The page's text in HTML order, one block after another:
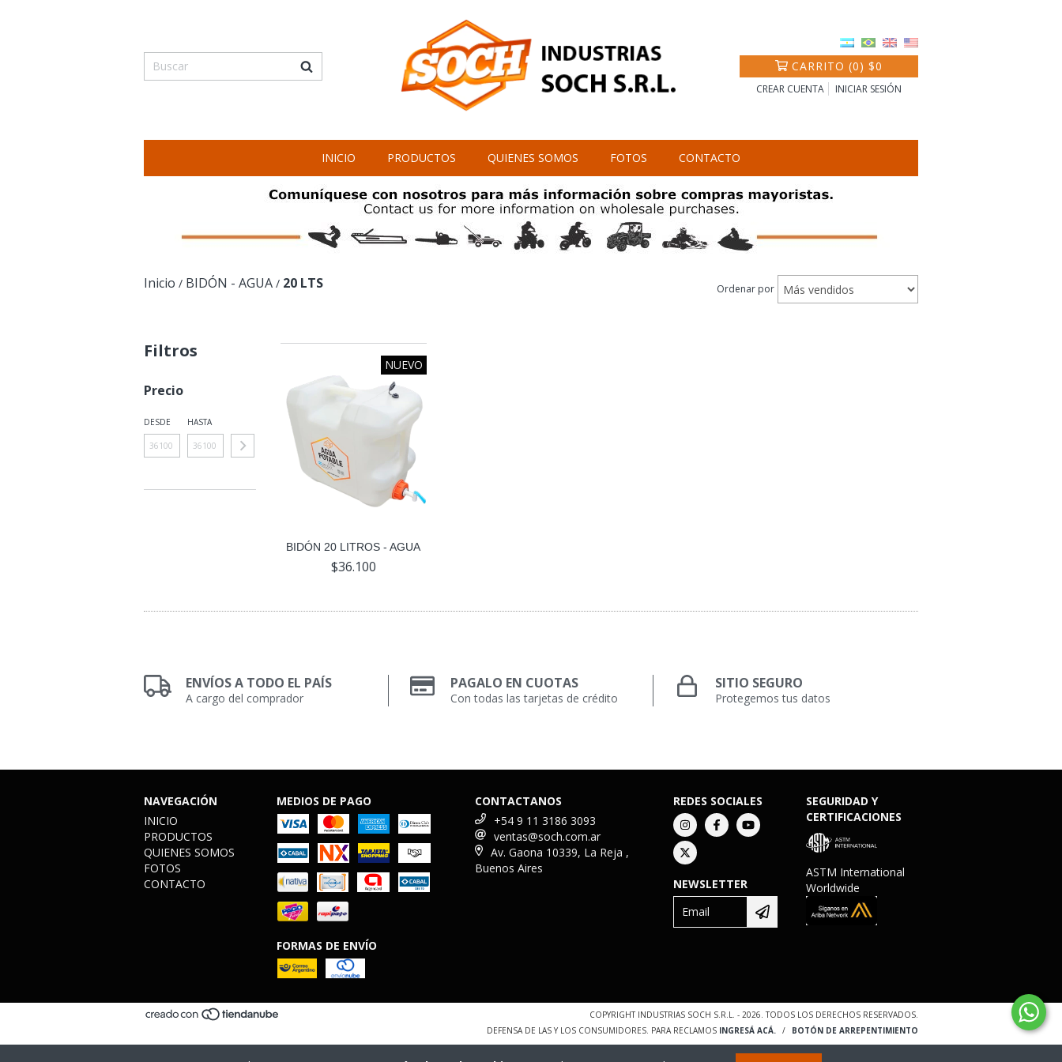
CARRITO (0) $0
CREAR CUENTA INICIAR SESIÓN
INICIO PRODUCTOS QUIENES SOMOS FOTOS CONTACTO
Inicio / BIDÓN - AGUA / 20 LTS Ordenar por
Filtros
Precio
DESDE HASTA
NUEVO
BIDÓN 20 LITROS - AGUA
$36.100
ENVÍOS A TODO EL PAÍS
A cargo del comprador
PAGALO EN CUOTAS
Con todas las tarjetas de crédito
SITIO SEGURO
Protegemos tus datos
NAVEGACIÓN
INICIO
PRODUCTOS
QUIENES SOMOS
FOTOS
CONTACTO
MEDIOS DE PAGO
FORMAS DE ENVÍO
CONTACTANOS
+54 9 11 3186 3093
ventas@soch.com.ar
Av. Gaona 10339, La Reja ,
Buenos Aires
REDES SOCIALES
NEWSLETTER
SEGURIDAD Y
CERTIFICACIONES
ASTM International
Worldwide
COPYRIGHT INDUSTRIAS SOCH S.R.L. - 2026. TODOS LOS DERECHOS RESERVADOS.
DEFENSA DE LAS Y LOS CONSUMIDORES. PARA RECLAMOS INGRESÁ ACÁ. / BOTÓN DE ARREPENTIMIENTO